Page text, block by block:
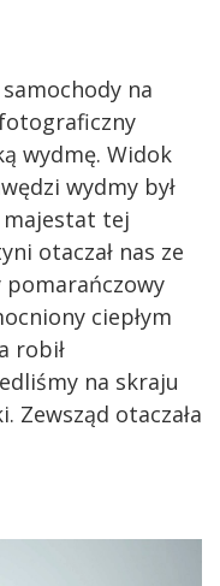
na
wydmę. Widok
wydmy był
majestat tej
otaczał nas ze
ciepłym
robił
na skraju
Zewsząd otaczała